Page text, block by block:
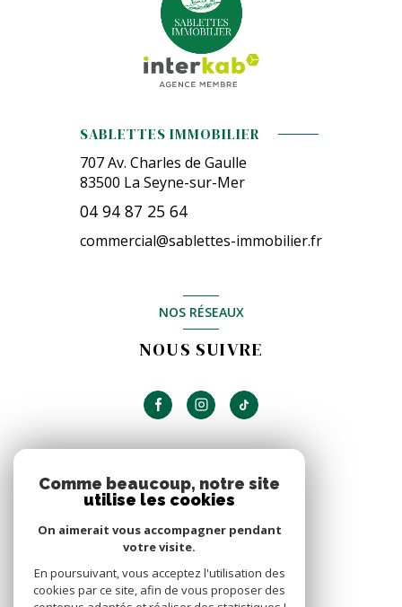
SABLETTES IMMOBILIER
707 Av. Charles de Gaulle
83500 La Seyne-sur-Mer
04 94 87 25 64
commercial@sablettes-immobilier.fr
NOS RÉSEAUX
NOUS SUIVRE
NOUS ADHÉRONS
Comme beaucoup, notre site
utilise les cookies
On aimerait vous accompagner pendant
votre visite.
En poursuivant, vous acceptez l'utilisation des
cookies par ce site, afin de vous proposer des